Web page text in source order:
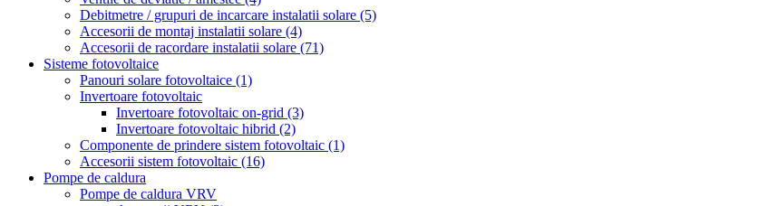
Debitmetre / grupuri de incarcare instalatii solare (5)
Accesorii de montaj instalatii solare (4)
Accesorii de racordare instalatii solare (71)
Sisteme fotovoltaice
Panouri solare fotovoltaice (1)
Invertoare fotovoltaic
Invertoare fotovoltaic on-grid (3)
Invertoare fotovoltaic hibrid (2)
Componente de prindere sistem fotovoltaic (1)
Accesorii sistem fotovoltaic (16)
Pompe de caldura
Pompe de caldura VRV